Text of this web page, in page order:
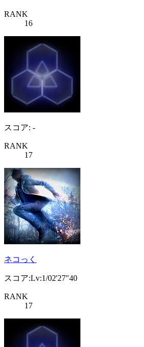
RANK
16
スコア: -
RANK
17
ネコっく
スコア:Lv:1/02'27"40
RANK
17